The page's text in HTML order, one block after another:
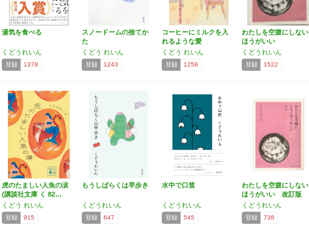
湯気を食べる
くどうれいん
登録 1378
スノードームの捨てか
た
くどう れいん
登録 1243
コーヒーにミルクを入
れるような愛
くどう れいん
登録 1258
わたしを空腹にしない
ほうがいい
くどうれいん
登録 1522
虎のたましい人魚の涙
(講談社文庫 く 82…
くどう れいん
登録 915
もうしばらくは早歩き
くどうれいん
登録 647
水中で口笛
くどうれいん
登録 545
わたしを空腹にしない
ほうがいい 改訂版
くどうれいん
登録 738